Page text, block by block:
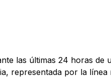
las últimas 24 horas de
representada por la línea